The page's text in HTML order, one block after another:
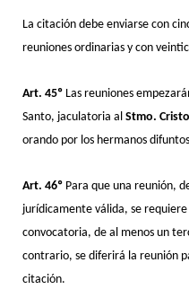
La citación debe enviarse con
reuniones ordinarias y con
Art. 45º Las reuniones
Santo, jaculatoria al Stmo.
orando por los hermanos
Art. 46º Para que una reunión,
jurídicamente válida, se
convocatoria, de al menos un
contrario, se diferirá la reunión
citación.